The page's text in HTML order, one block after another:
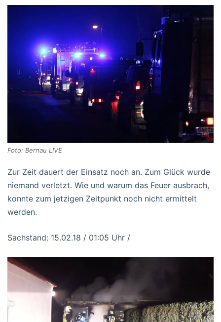
Foto: Bernau LIVE
Zur Zeit dauert der Einsatz noch an. Zum Glück wurde
niemand verletzt. Wie und warum das Feuer ausbrach,
konnte zum jetzigen Zeitpunkt noch nicht ermittelt
werden.
Sachstand: 15.02.18 / 01:05 Uhr /